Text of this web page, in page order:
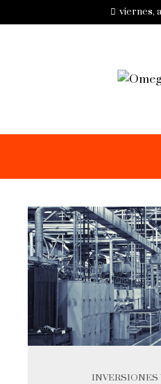
viernes,
INVERSIONES